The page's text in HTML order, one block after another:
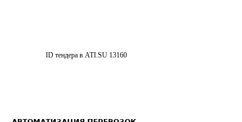
ID тендера в ATI.SU 13160